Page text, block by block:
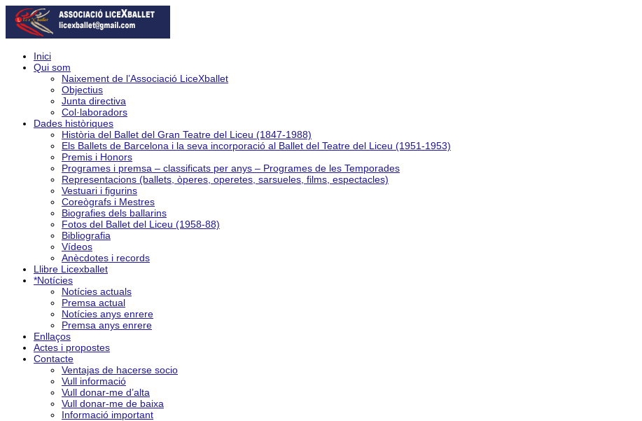
Inici
Qui som
Naixement de l’Associació LiceXballet
Objectius
Junta directiva
Col·laboradors
Dades històriques
Història del Ballet del Gran Teatre del Liceu (1847-1988)
Els Ballets de Barcelona i la seva incorporació al Ballet del Teatre del Liceu (1951-1953)
Premis i Honors
Programes i premsa – classificats per anys – Programes de les Temporades
Representacions (ballets, òperes, operetes, sarsueles, films, espectacles)
Vestuari i figurins
Coreògrafs i Mestres
Biografies dels ballarins
Fotos del Ballet del Liceu (1958-88)
Bibliografia
Vídeos
Anècdotes i records
Llibre Licexballet
*Notícies
Notícies actuals
Premsa actual
Notícies anys enrere
Premsa anys enrere
Enllaços
Actes i propostes
Contacte
Ventajas de hacerse socio
Vull informació
Vull donar-me d’alta
Vull donar-me de baixa
Informació important